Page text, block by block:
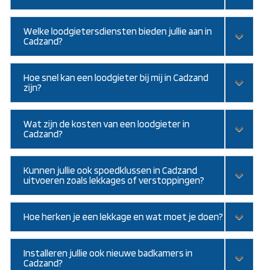
Welke loodgietersdiensten bieden jullie aan in
Cadzand?
Hoe snel kan een loodgieter bij mij in Cadzand
zijn?
Wat zijn de kosten van een loodgieter in
Cadzand?
Kunnen jullie ook spoedklussen in Cadzand
uitvoeren zoals lekkages of verstoppingen?
Hoe herken je een lekkage en wat moet je doen?
Installeren jullie ook nieuwe badkamers in
Cadzand?